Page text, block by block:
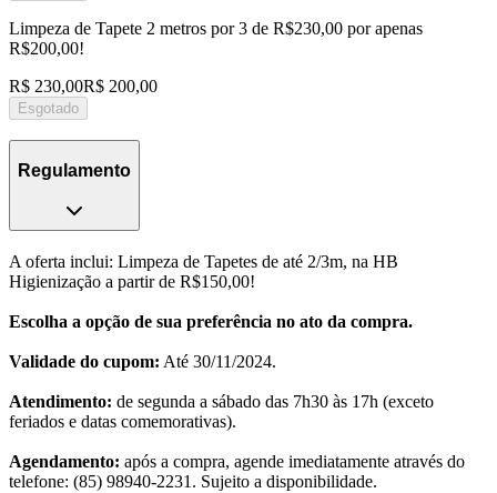
Limpeza de Tapete 2 metros por 3 de R$230,00 por apenas
R$200,00!
R$ 230,00R$ 200,00
Esgotado
Regulamento
A oferta inclui: Limpeza de Tapetes de até 2/3m, na HB
Higienização a partir de R$150,00!
Escolha a opção de sua preferência no ato da compra.
Validade do cupom: Até 30/11/2024.
Atendimento: de segunda a sábado das 7h30 às 17h (exceto
feriados e datas comemorativas).
Agendamento: após a compra, agende imediatamente através do
telefone: (85) 98940-2231. Sujeito a disponibilidade.